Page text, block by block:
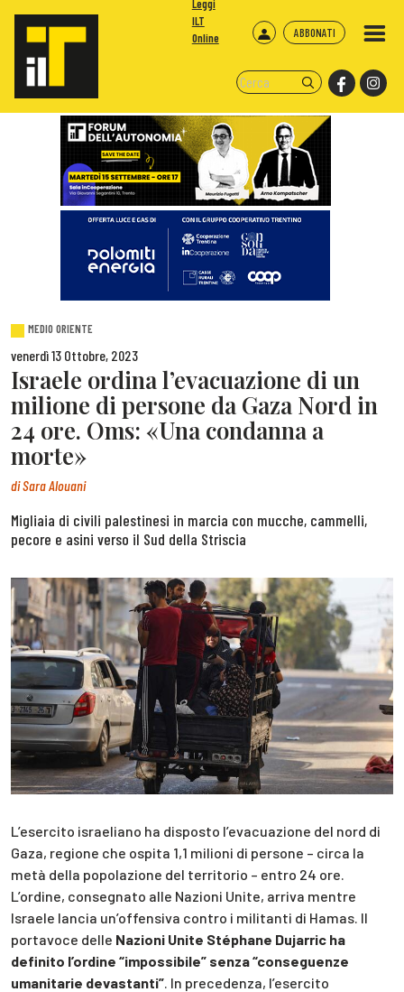
ABBONATI
Leggi
ILT
Online
MEDIO ORIENTE
venerdì 13 Ottobre, 2023
Israele ordina l’evacuazione di un
milione di persone da Gaza Nord in
24 ore. Oms: «Una condanna a
morte»
diSara Alouani
Migliaia di civili palestinesi in marcia con mucche, cammelli,
pecore e asini verso il Sud della Striscia
L’esercito israeliano ha disposto l’evacuazione del nord di
Gaza, regione che ospita 1,1 milioni di persone – circa la
metà della popolazione del territorio – entro 24 ore.
L’ordine, consegnato alle Nazioni Unite, arriva mentre
Israele lancia un’offensiva contro i militanti di Hamas. Il
portavoce delle Nazioni Unite Stéphane Dujarric ha
definito l’ordine “impossibile” senza “conseguenze
umanitarie devastanti” . In precedenza, l’esercito